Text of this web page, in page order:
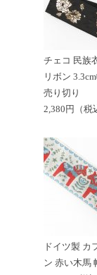
チェコ 民族
リボン
売り切り
2,380円（税
ドイツ製 カ
ン 赤い木馬